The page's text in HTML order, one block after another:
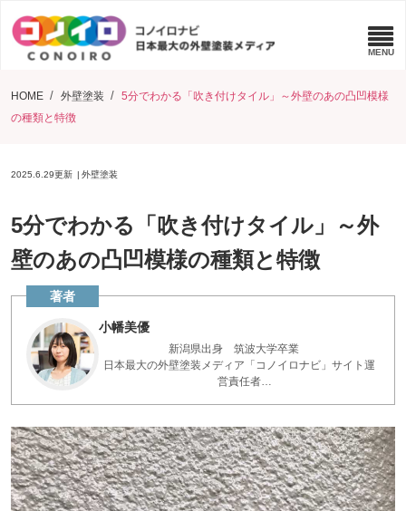
HOME 外壁塗装
5分でわかる「吹き付けタイル」～外壁のあの凸凹模様
の種類と特徴
2025.6.29更新 外壁塗装
5分でわかる「吹き付けタイル」～外
壁のあの凸凹模様の種類と特徴
小幡美優
新潟県出身 筑波大学卒業
日本最大の外壁塗装メディア「コノイロナビ」サイト運
営責任者